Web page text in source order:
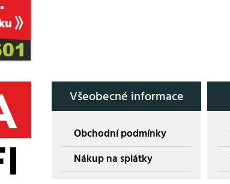
Všeobecné informace
Obchodní podmínky
Nákup na splátky